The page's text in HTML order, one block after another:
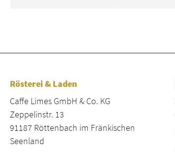
Rösterei & Laden
Caffe Limes GmbH & Co. KG
Zeppelinstr. 13
91187 Röttenbach im Fränkischen
Seenland